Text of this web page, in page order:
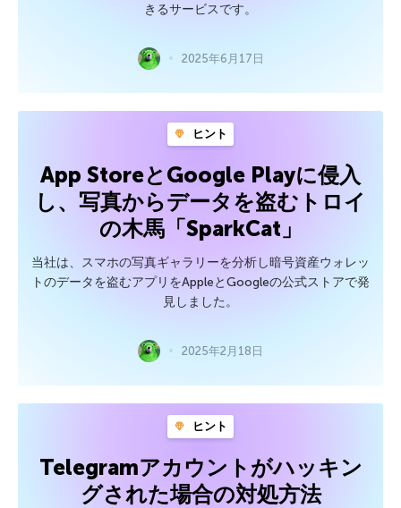
きるサービスです。
2025年6月17日
ヒント
App StoreとGoogle Playに侵入
し、写真からデータを盗むトロイ
の木馬「SparkCat」
当社は、スマホの写真ギャラリーを分析し暗号資産ウォレッ
トのデータを盗むアプリをAppleとGoogleの公式ストアで発
見しました。
2025年2月18日
ヒント
Telegramアカウントがハッキン
グされた場合の対処方法